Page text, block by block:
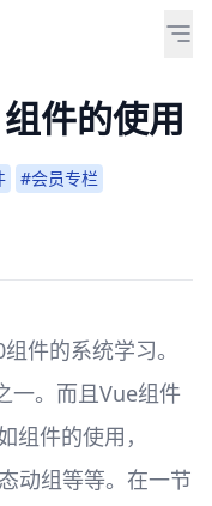
件的使用
#会员专栏
件的系统学习。
一。而且Vue组件
组件的使用，
动组等等。在一节